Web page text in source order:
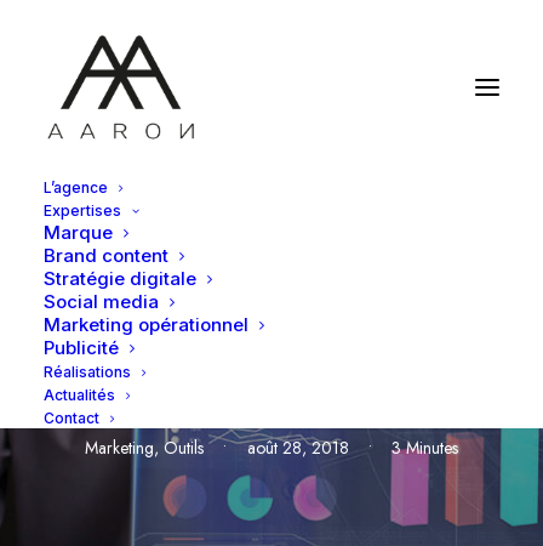
L’agence
Expertises
Marque
Brand content
Stratégie digitale
Social media
Marketing opérationnel
Publicité
Réalisations
Actualités
Contact
Le Marketing
Marketing, Outils • août 28, 2018 • 3 Minutes